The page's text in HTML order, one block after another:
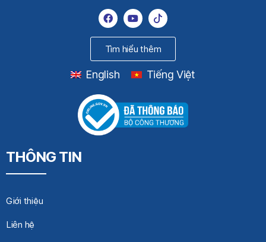
Tìm hiểu thêm
English Tiếng Việt
THÔNG TIN
Giới thiệu
Liên hệ